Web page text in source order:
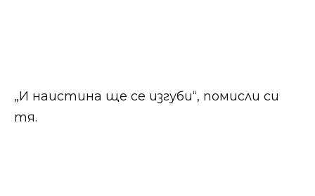
„И наистина ще се изгуби“, помисли си
тя.